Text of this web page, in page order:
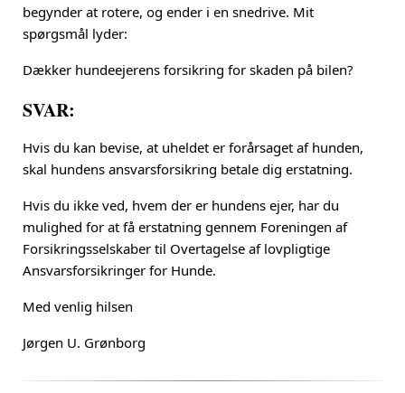
begynder at rotere, og ender i en snedrive. Mit
spørgsmål lyder:
Dækker hundeejerens forsikring for skaden på bilen?
SVAR:
Hvis du kan bevise, at uheldet er forårsaget af hunden,
skal hundens ansvarsforsikring betale dig erstatning.
Hvis du ikke ved, hvem der er hundens ejer, har du
mulighed for at få erstatning gennem Foreningen af
Forsikringsselskaber til Overtagelse af lovpligtige
Ansvarsforsikringer for Hunde.
Med venlig hilsen
Jørgen U. Grønborg